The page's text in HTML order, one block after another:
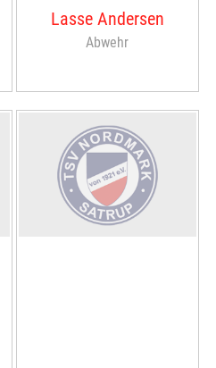
Lasse Andersen
Abwehr